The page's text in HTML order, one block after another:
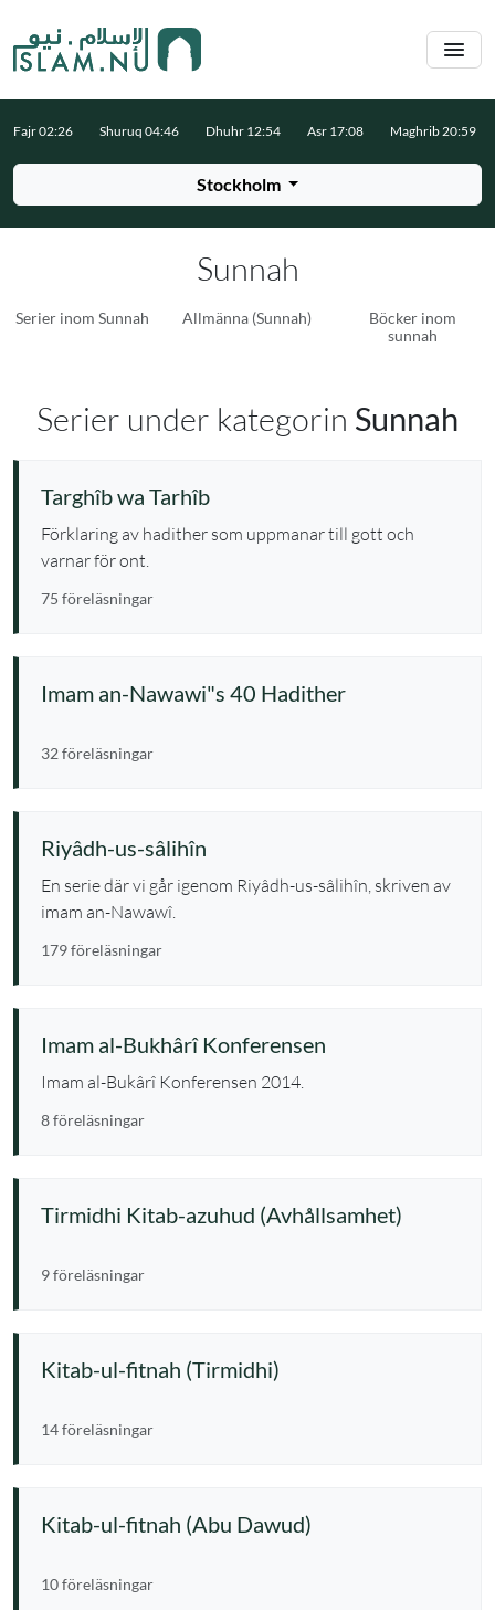
Stockholm
Fajr 02:26 Shuruq 04:46 Dhuhr 12:54 Asr 17:08 Maghrib 20:59
Sunnah
Serier inom Sunnah Allmänna (Sunnah)
Böcker inom
sunnah
Serier under kategorin Sunnah
Targhîb wa Tarhîb
Förklaring av hadither som uppmanar till gott och
varnar för ont.
75 föreläsningar
Imam an-Nawawi"s 40 Hadither
32 föreläsningar
Riyâdh-us-sâlihîn
En serie där vi går igenom Riyâdh-us-sâlihîn, skriven av
imam an-Nawawî.
179 föreläsningar
Imam al-Bukhârî Konferensen
Imam al-Bukârî Konferensen 2014.
8 föreläsningar
Tirmidhi Kitab-azuhud (Avhållsamhet)
9 föreläsningar
Kitab-ul-fitnah (Tirmidhi)
14 föreläsningar
Kitab-ul-fitnah (Abu Dawud)
10 föreläsningar